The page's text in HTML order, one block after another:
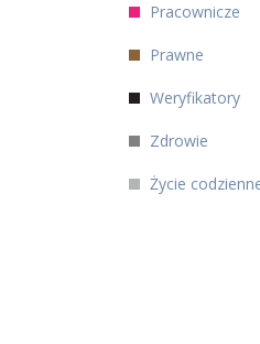
Pracownicze
Prawne
Weryfikatory
Zdrowie
Życie